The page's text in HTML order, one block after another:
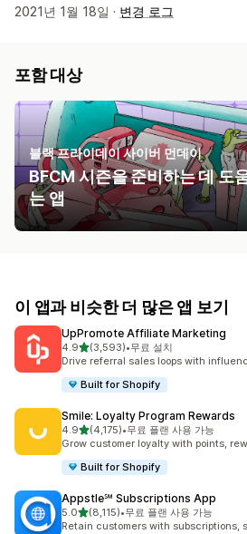
2021년 1월 18일 · 변경 로그
포함 대상
블랙 프라이데이 사이버 먼데이
BFCM 시즌을 준비하는 데 도
는 앱
이 앱과 비슷한 더 많은 앱 보기
UpPromote Affiliate Marketing
4.9별 5개 중
(3,593)
총 리뷰 3593개
•무료 설치
Drive referral sales loops with
Built for Shopify
Smile: Loyalty Program Rewards
4.9별 5개 중
(4,175)
총 리뷰 4175개
•무료 플랜 사용 가능
Grow customer loyalty with points,
Built for Shopify
Appstle℠ Subscriptions App
5.0별 5개 중
(8,115)
총 리뷰 8115개
•무료 플랜 사용 가능
Retain customers with subscriptions,